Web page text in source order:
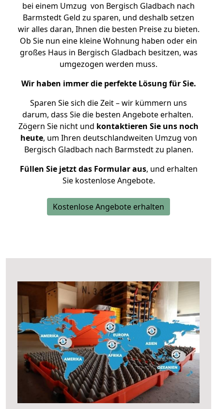
bei einem Umzug von Bergisch Gladbach nach
Barmstedt Geld zu sparen, und deshalb setzen
wir alles daran, Ihnen die besten Preise zu bieten.
Ob Sie nun eine kleine Wohnung haben oder ein
großes Haus in Bergisch Gladbach besitzen, was
umgezogen werden muss.
Wir haben immer die perfekte Lösung für Sie.
Sparen Sie sich die Zeit – wir kümmern uns
darum, dass Sie die besten Angebote erhalten.
Zögern Sie nicht und kontaktieren Sie uns noch
heute, um Ihren deutschlandweiten Umzug von
Bergisch Gladbach nach Barmstedt zu planen.
Füllen Sie jetzt das Formular aus, und erhalten
Sie kostenlose Angebote.
Kostenlose Angebote erhalten